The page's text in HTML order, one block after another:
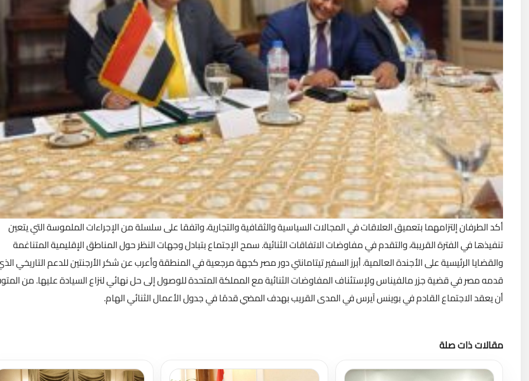
أكد الطرفان إلتزامهما بتعميق العلاقات في المجالات السياسية والثقافية والتجارية، واتفقا على سلسلة من الإجراءات الملموسة التي يتعين
تنفيذها في الفترة القريبة، والتقدم في مفاوضات الاتفاقات الثنائية. سمح الإجتماع بتبادل وجهات النظر حول المناطق الإقليمية المتناغمة
والقضايا الرئيسية على الأجندة العالمية. أبرز السفير تيتامانتي دور مصر كجهة مرجعية في المنطقة وأعرب عن شكر الأرجنتين للدعم التاريخي
قدمه مصر في قضية جزر مالفيناس ولإستئناف المفاوضات الثنائية مع المملكة المتحدة للوصول إلى حل نهائي لنزاع السيادة عليها. من
أن يعقد الاجتماع القادم في بوينس آيرس في المدى القريب بهدف المضي قدمًا في جدول الأعمال الثنائي الهام.
مقالات ذات صلة